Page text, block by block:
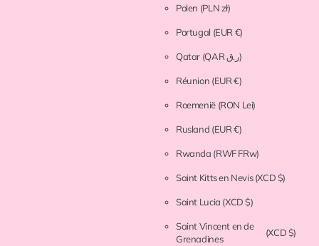
Polen (PLN zł)
Portugal (EUR €)
Qatar (QAR ر.ق)
Réunion (EUR €)
Roemenië (RON Lei)
Rusland (EUR €)
Rwanda (RWF FRw)
Saint Kitts en Nevis(XCD $)
Saint Lucia (XCD $)
Saint Vincent en de
Grenadines
(XCD $)